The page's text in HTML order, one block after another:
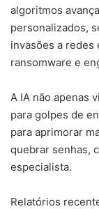
algoritmos
personalizados,
invasões a
ransomware e
A IA não apenas
para golpes de
para aprimorar
quebrar senhas,
especialista.
Relatórios